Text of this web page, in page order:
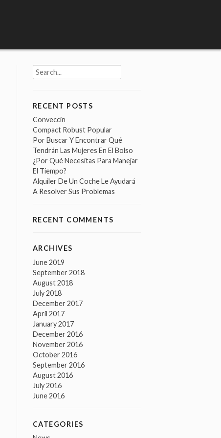
Search
for:
RECENT POSTS
Conveccin
Compact Robust Popular
Por Buscar Y Encontrar Qué
Tendrán Las Mujeres En El Bolso
¿Por Qué Necesitas Para Manejar
El Tiempo?
Alquiler De Un Coche Le Ayudará
A Resolver Sus Problemas
RECENT COMMENTS
ARCHIVES
June 2019
September 2018
August 2018
July 2018
December 2017
April 2017
January 2017
December 2016
November 2016
October 2016
September 2016
August 2016
July 2016
June 2016
CATEGORIES